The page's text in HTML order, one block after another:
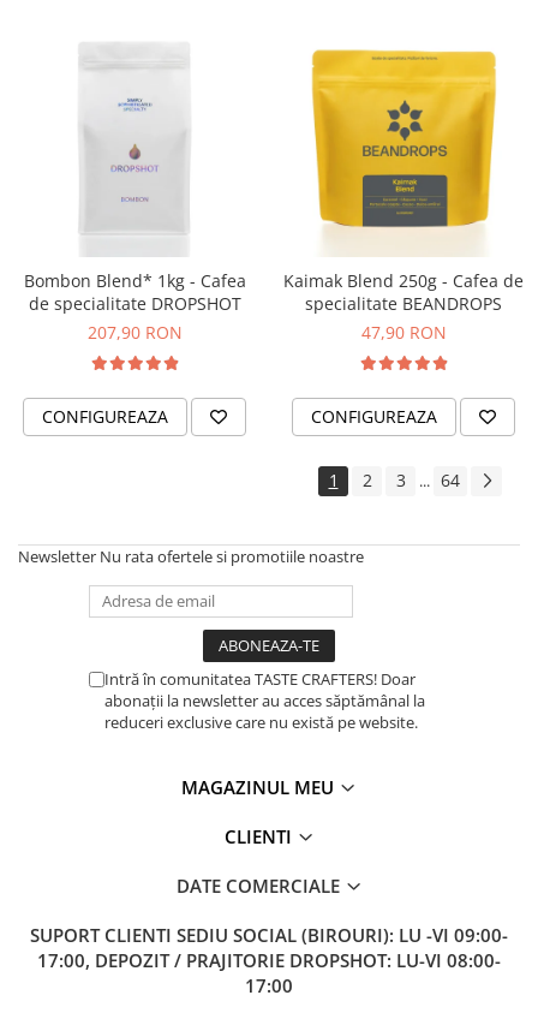
Bombon Blend* 1kg - Cafea
de specialitate DROPSHOT
207,90 RON
CONFIGUREAZA
Kaimak Blend 250g - Cafea de
specialitate BEANDROPS
47,90 RON
CONFIGUREAZA
1 2 3 ... 64
Newsletter Nu rata ofertele si promotiile noastre
Intră în comunitatea TASTE CRAFTERS! Doar
abonații la newsletter au acces săptămânal la
reduceri exclusive care nu există pe website.
MAGAZINUL MEU
CLIENTI
DATE COMERCIALE
SUPORT CLIENTI SEDIU SOCIAL (BIROURI): LU -VI 09:00-
17:00, DEPOZIT / PRAJITORIE DROPSHOT: LU-VI 08:00-
17:00